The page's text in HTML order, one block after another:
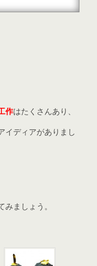
作はたくさんあり、
イディアがありまし
ましょう。